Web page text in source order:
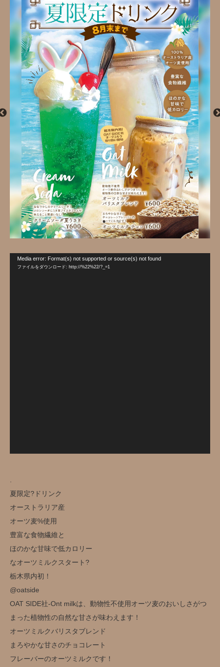
Media error: Format(s) not supported or source(s) not found
ファイルをダウンロード: http://%22%22/?_=1
夏限定?️ドリンク
オーストラリア産
オーツ麦%使用
豊富な食物繊維と
ほのかな甘味で低カロリー
なオーツミルクスタート?
栃木県内初！
@oatside
OAT SIDE社-Ont milkは、動物性不使用オーツ麦のおいしさがつ
まった植物性の自然な甘さが味わえます！
オーツミルクバリスタブレンド
まろやかな甘さのチョコレート
フレーバーのオーツミルクです！